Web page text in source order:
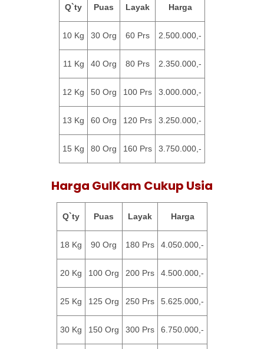
Q`ty Puas Layak Harga
10 Kg 30 Org 60 Prs 2.500.000,-
11 Kg 40 Org 80 Prs 2.350.000,-
12 Kg 50 Org 100 Prs 3.000.000,-
13 Kg 60 Org 120 Prs 3.250.000,-
15 Kg 80 Org 160 Prs 3.750.000,-
Harga GulKam Cukup Usia
Q`ty Puas Layak Harga
18 Kg 90 Org 180 Prs 4.050.000,-
20 Kg 100 Org 200 Prs 4.500.000,-
25 Kg 125 Org 250 Prs 5.625.000,-
30 Kg 150 Org 300 Prs 6.750.000,-